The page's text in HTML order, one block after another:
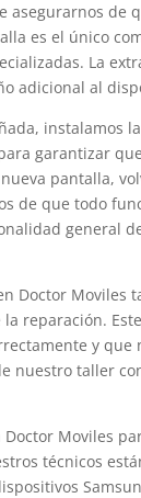
asegurarnos de
es el único
La
adicional al
instalamos
garantizar
pantalla,
de que todo
general
Doctor Moviles
la reparación.
y
nuestro taller
Doctor Moviles
técnicos